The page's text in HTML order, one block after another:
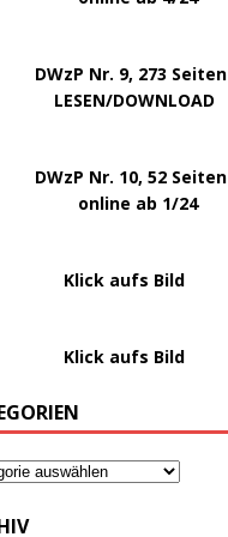
Nr. 9, 273 Seiten
LESEN/DOWNLOAD
Nr. 10, 52 Seiten
ab 1/24
Klick aufs Bild
Klick aufs Bild